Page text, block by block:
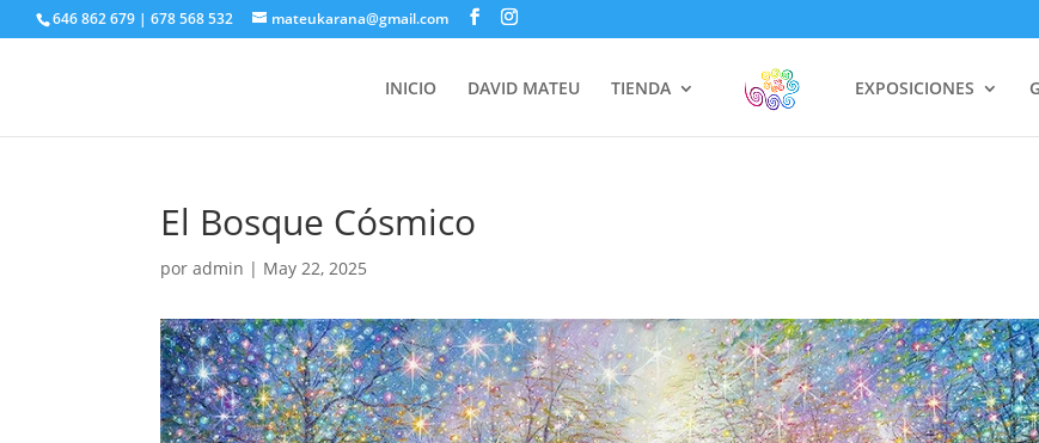
646 862 679 | 678 568 532 mateukarana@gmail.com
INICIO DAVID MATEU TIENDA EXPOSICIONES
El Bosque Cósmico
poradmin | May 22, 2025